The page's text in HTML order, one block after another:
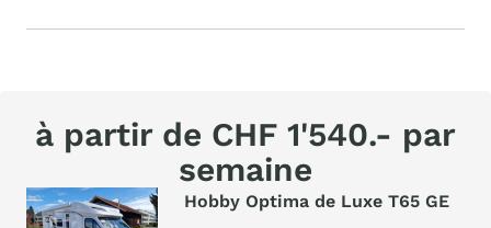
à partir de CHF 1'540.- par
semaine
Hobby Optima de Luxe T65 GE